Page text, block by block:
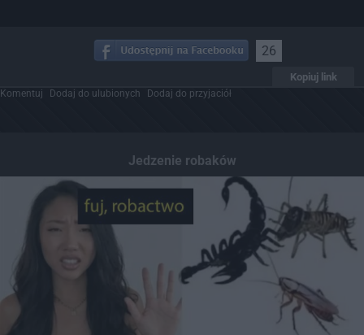
26
Kopiuj link
Komentuj Dodaj do ulubionych Dodaj do przyjaciół
Jedzenie robaków